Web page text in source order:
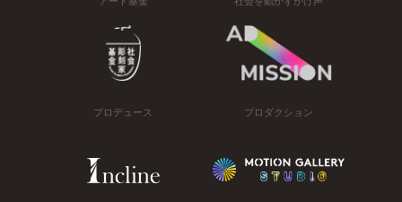
プロデュース プロダクション